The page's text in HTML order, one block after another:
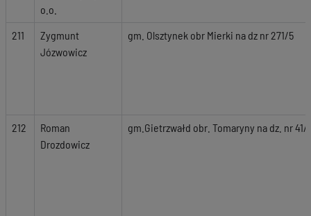
o.o.
211
Zygmunt
Józwowicz
gm. Olsztynek obr Mierki na dz nr 271/5
212
Roman
Drozdowicz
gm.Gietrzwałd obr. Tomaryny na dz. nr 41/1